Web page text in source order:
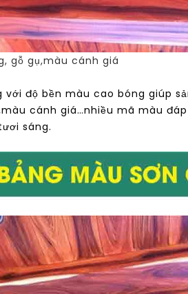
gỗ gụ,màu cánh giá
độ bền màu cao bóng giúp
cánh giá…nhiều mã màu
sáng.